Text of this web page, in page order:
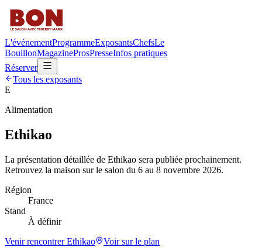
L'événementProgrammeExposantsChefsLe
BouillonMagazineProsPresseInfos pratiques
Réserver
Tous les exposants
E
Alimentation
Ethikao
La présentation détaillée de Ethikao sera publiée prochainement.
Retrouvez la maison sur le salon du 6 au 8 novembre 2026.
Région
France
Stand
À définir
Venir rencontrerEthikao
Voir sur le plan